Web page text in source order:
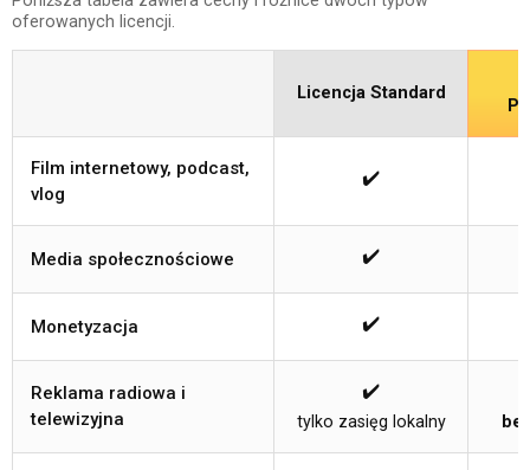
oferowanych licencji.
Licencja Standard
Film internetowy, podcast,
vlog
✔️
Media społecznościowe ✔️
Monetyzacja ✔️
Reklama radiowa i
telewizyjna
✔️
tylko zasięg lokalny